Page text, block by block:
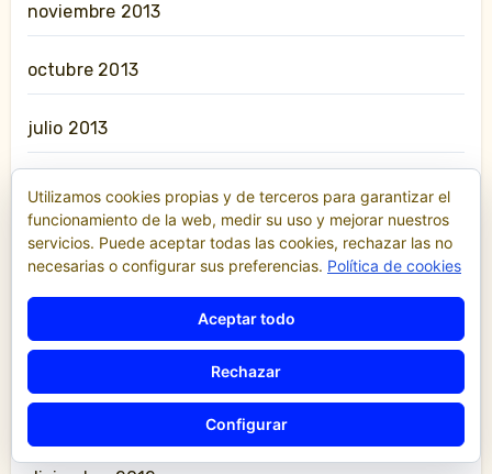
noviembre 2013
octubre 2013
julio 2013
junio 2013
mayo 2013
abril 2013
marzo 2013
Utilizamos cookies propias y de terceros para garantizar el
funcionamiento de la web, medir su uso y mejorar nuestros
servicios. Puede aceptar todas las cookies, rechazar las no
necesarias o configurar sus preferencias. Política de cookies
Aceptar todo
Rechazar
Configurar